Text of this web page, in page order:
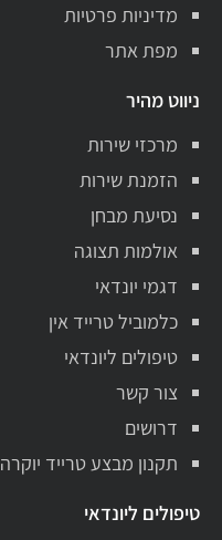
מדיניות פרטיות
מפת אתר
ניווט מהיר
מרכזי שירות
הזמנת שירות
נסיעת מבחן
אולמות תצוגה
דגמי יונדאי
כלמוביל טרייד אין
טיפולים ליונדאי
צור קשר
דרושים
תקנון מבצע טרייד יוקרה
טיפולים ליונדאי